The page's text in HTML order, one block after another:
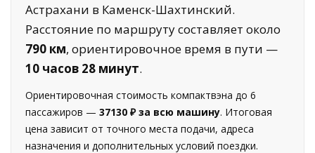
Астрахани в Каменск-Шахтинский.
Расстояние по маршруту составляет около
790 км, ориентировочное время в пути —
10 часов 28 минут.
Ориентировочная стоимость компактвэна до 6
пассажиров — 37130 ₽ за всю машину. Итоговая
цена зависит от точного места подачи, адреса
назначения и дополнительных условий поездки.